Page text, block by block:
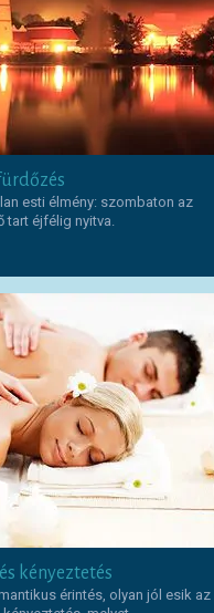
esti élmény: szombaton az
tart éjfélig nyitva.
kényeztetés
érintés, olyan jól esik az